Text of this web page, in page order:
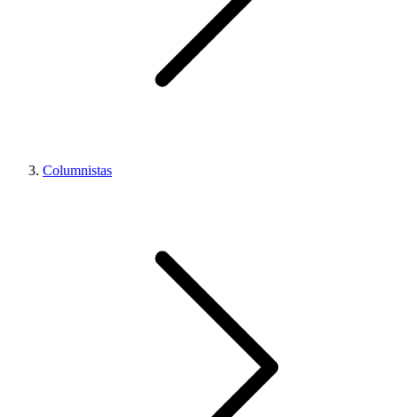
Columnistas